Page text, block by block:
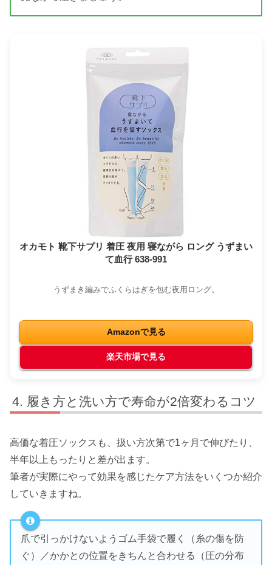
オカモト 靴下サプリ 着圧 夜用 寝ながら ロング うずまい
て血行 638-991
うずまき編みでふくらはぎを包む夜用ロング。
Amazonで見る
楽天市場で見る
履き方と洗い方で寿命が2倍変わるコツ
高価な着圧ソックスも、扱い方次第で1ヶ月で伸びたり、
半年以上もったりと差が出ます。
筆者が実際にやって効果を感じたケア方法をいくつか紹介
していきますね。
爪で引っかけないようゴム手袋で履く（糸の傷を防
ぐ）／かかとの位置をきちんと合わせる（圧の分布